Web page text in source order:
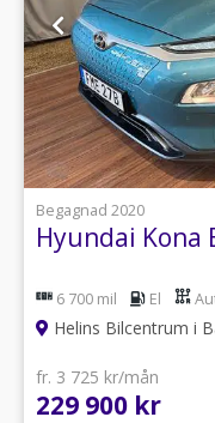
Begagnad 2020
Hyundai Kona
6 700 mil El
Helins Bilcentrum i
fr. 3 725 kr/mån
229 900 kr